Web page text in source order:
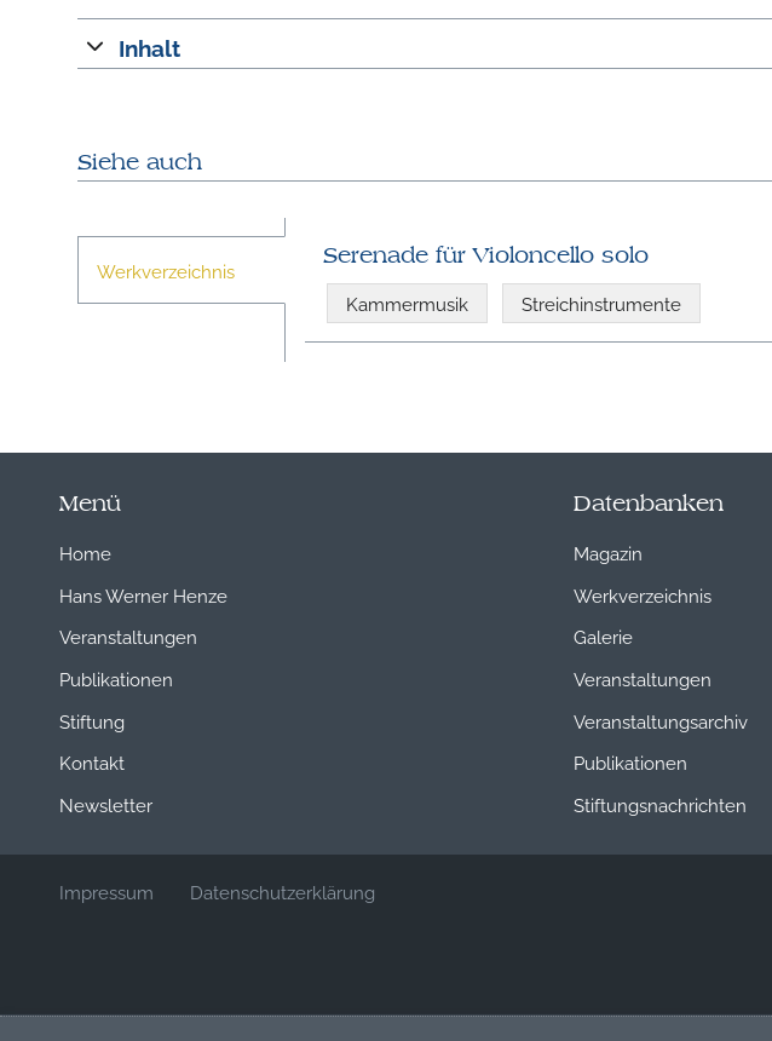
Inhalt
Siehe auch
Werkverzeichnis
Serenade für Violoncello solo
Kammermusik Streichinstrumente
Menü
Home
Hans Werner Henze
Veranstaltungen
Publikationen
Stiftung
Kontakt
Newsletter
Datenbanken
Magazin
Werkverzeichnis
Galerie
Veranstaltungen
Veranstaltungsarchiv
Publikationen
Stiftungsnachrichten
Impressum Datenschutzerklärung